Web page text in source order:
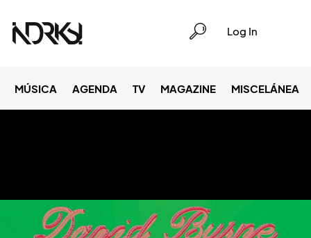
Log In
MÚSICA AGENDA TV MAGAZINE MISCELÁNEA